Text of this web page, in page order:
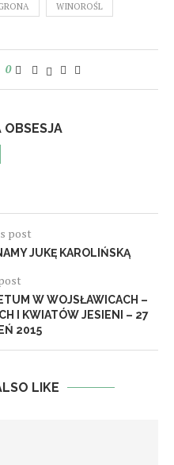
WINOROŚL
0
OBSESJA
post
JUKĘ KAROLIŃSKĄ
W WOJSŁAWICACH –
I KWIATÓW JESIENI – 27
2015
LIKE